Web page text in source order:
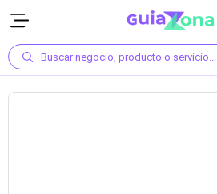
Buscar negocio, producto o servicio...